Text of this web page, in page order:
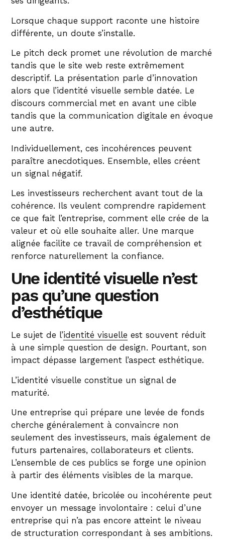
Lorsque chaque support raconte une histoire
différente, un doute s’installe.
Le pitch deck promet une révolution de marché
tandis que le site web reste extrêmement
descriptif. La présentation parle d’innovation
alors que l’identité visuelle semble datée. Le
discours commercial met en avant une cible
tandis que la communication digitale en évoque
une autre.
Individuellement, ces incohérences peuvent
paraître anecdotiques. Ensemble, elles créent
un signal négatif.
Les investisseurs recherchent avant tout de la
cohérence. Ils veulent comprendre rapidement
ce que fait l’entreprise, comment elle crée de la
valeur et où elle souhaite aller. Une marque
alignée facilite ce travail de compréhension et
renforce naturellement la confiance.
Une identité visuelle n’est
pas qu’une question
d’esthétique
Le sujet de l’identité visuelle est souvent réduit
à une simple question de design. Pourtant, son
impact dépasse largement l’aspect esthétique.
L’identité visuelle constitue un signal de
maturité.
Une entreprise qui prépare une levée de fonds
cherche généralement à convaincre non
seulement des investisseurs, mais également de
futurs partenaires, collaborateurs et clients.
L’ensemble de ces publics se forge une opinion
à partir des éléments visibles de la marque.
Une identité datée, bricolée ou incohérente peut
envoyer un message involontaire : celui d’une
entreprise qui n’a pas encore atteint le niveau
de structuration correspondant à ses ambitions.